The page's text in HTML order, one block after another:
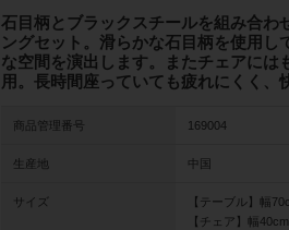
石目柄とブラックスチールを組み合わ
ングセット。滑らかな石目柄を使用
な空間を演出します。またチェアには
用。長時間座っていても疲れにくく、
商品管理番号 169004
生産地 中国
サイズ
【テーブル】幅
【チェア】幅